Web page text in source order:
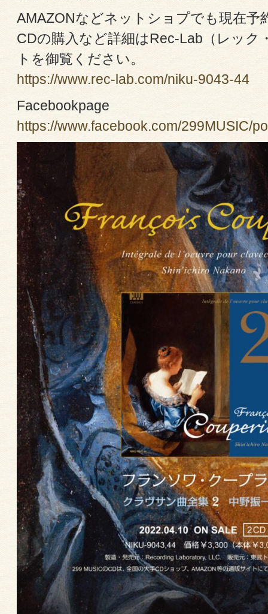
AMAZONなどネットショプでも現在予
CDの購入など詳細はRec-Lab（レック
トを御覧ください。
https://www.rec-lab.com/niku-9043-44
Facebookpage
https://www.facebook.com/299MUSIC/